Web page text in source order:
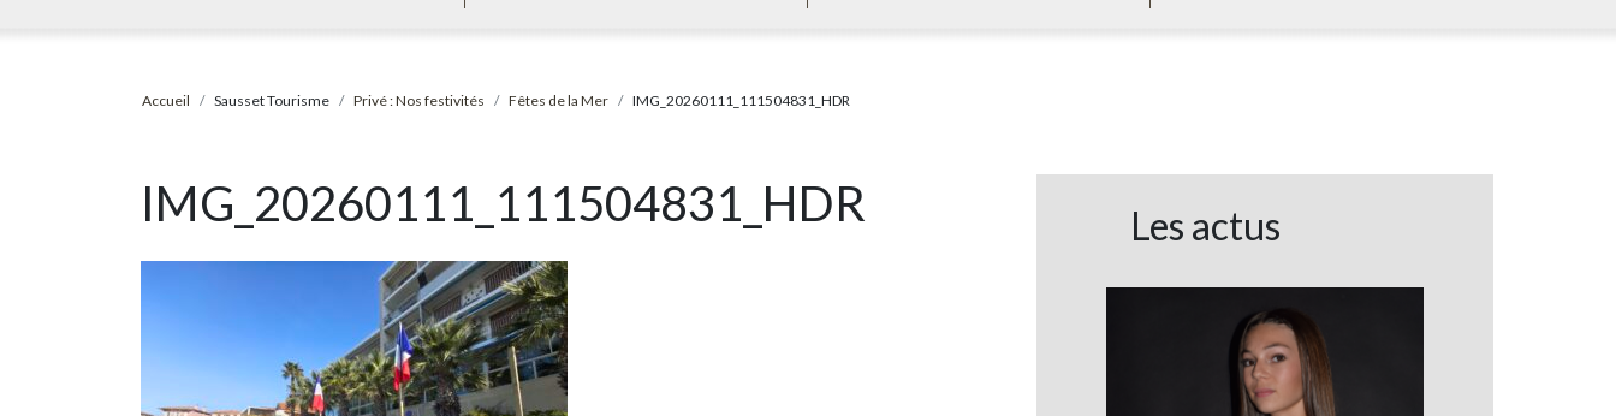
Accueil Sausset Tourisme Privé : Nos festivités Fêtes de la Mer IMG_20260111_111504831_HDR
IMG_20260111_111504831_HDR Les actus